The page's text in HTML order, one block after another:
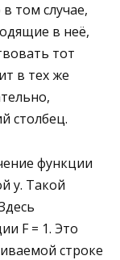
том случае,
в неё,
тот
в тех же
столбец.
функции
y. Такой
F = 1. Это
строке